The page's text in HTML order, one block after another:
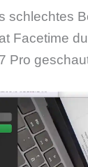
schlechtes
Facetime
Pro